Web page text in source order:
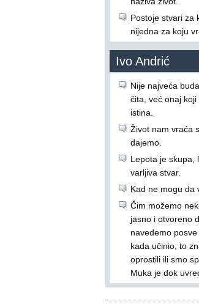
Postoje stvari za
nijedna za koju
Ivo Andrić
Nije najveća
čita, već onaj
istina.
Život nam vraća
dajemo.
Lepota je skupa,
varljiva stvar.
Kad ne mogu da
Čim možemo
jasno i otvoreno
navedemo
kada učinio, to
oprostili ili smo
Muka je dok